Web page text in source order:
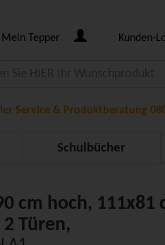
Mein Tepper Kunden-
Service & Produktberatung
Schulbücher
cm hoch, 111x81
Türen,